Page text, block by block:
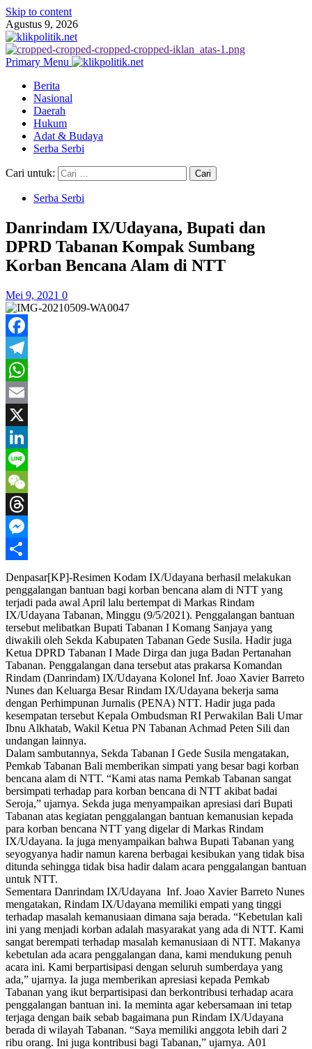
Skip to content
Agustus 9, 2026
Primary Menu
Berita
Nasional
Daerah
Hukum
Adat & Budaya
Serba Serbi
Cari untuk:
Serba Serbi
Danrindam IX/Udayana, Bupati dan
DPRD Tabanan Kompak Sumbang
Korban Bencana Alam di NTT
Mei 9, 2021 0
Facebook
Telegram
WhatsApp
Email
X
LinkedIn
Line
WeChat
Threads
Messenger
Share
Denpasar[KP]-Resimen Kodam IX/Udayana berhasil melakukan
penggalangan bantuan bagi korban bencana alam di NTT yang
terjadi pada awal April lalu bertempat di Markas Rindam
IX/Udayana Tabanan, Minggu (9/5/2021). Penggalangan bantuan
tersebut melibatkan Bupati Tabanan I Komang Sanjaya yang
diwakili oleh Sekda Kabupaten Tabanan Gede Susila. Hadir juga
Ketua DPRD Tabanan I Made Dirga dan juga Badan Pertanahan
Tabanan. Penggalangan dana tersebut atas prakarsa Komandan
Rindam (Danrindam) IX/Udayana Kolonel Inf. Joao Xavier Barreto
Nunes dan Keluarga Besar Rindam IX/Udayana bekerja sama
dengan Perhimpunan Jurnalis (PENA) NTT. Hadir juga pada
kesempatan tersebut Kepala Ombudsman RI Perwakilan Bali Umar
Ibnu Alkhatab, Wakil Ketua PN Tabanan Achmad Peten Sili dan
undangan lainnya.
Dalam sambutannya, Sekda Tabanan I Gede Susila mengatakan,
Pemkab Tabanan Bali memberikan simpati yang besar bagi korban
bencana alam di NTT. “Kami atas nama Pemkab Tabanan sangat
bersimpati terhadap para korban bencana di NTT akibat badai
Seroja,” ujarnya. Sekda juga menyampaikan apresiasi dari Bupati
Tabanan atas kegiatan penggalangan bantuan kemanusian kepada
para korban bencana NTT yang digelar di Markas Rindam
IX/Udayana. Ia juga menyampaikan bahwa Bupati Tabanan yang
seyogyanya hadir namun karena berbagai kesibukan yang tidak bisa
ditunda sehingga tidak bisa hadir dalam acara penggalangan bantuan
untuk NTT.
Sementara Danrindam IX/Udayana Inf. Joao Xavier Barreto Nunes
mengatakan, Rindam IX/Udayana memiliki empati yang tinggi
terhadap masalah kemanusiaan dimana saja berada. “Kebetulan kali
ini yang menjadi korban adalah masyarakat yang ada di NTT. Kami
sangat berempati terhadap masalah kemanusiaan di NTT. Makanya
kebetulan ada acara penggalangan dana, kami mendukung penuh
acara ini. Kami berpartisipasi dengan seluruh sumberdaya yang
ada,” ujarnya. Ia juga memberikan apresiasi kepada Pemkab
Tabanan yang ikut berpartisipasi dan berkontribusi terhadap acara
penggalangan bantuan ini. Ia meminta agar kebersamaan ini tetap
terjaga dengan baik sebab bagaimana pun Rindam IX/Udayana
berada di wilayah Tabanan. “Saya memiliki anggota lebih dari 2
ribu orang. Ini juga kontribusi bagi Tabanan,” ujarnya. A01